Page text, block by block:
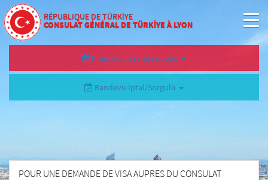
RÉPUBLIQUE DE TÜRKİYE
CONSULAT GÉNÉRAL DE TÜRKİYE À LYON
Prendre un rendez-vous
Randevu İptal/Sorgula
POUR UNE DEMANDE DE VISA AUPRES DU CONSULAT